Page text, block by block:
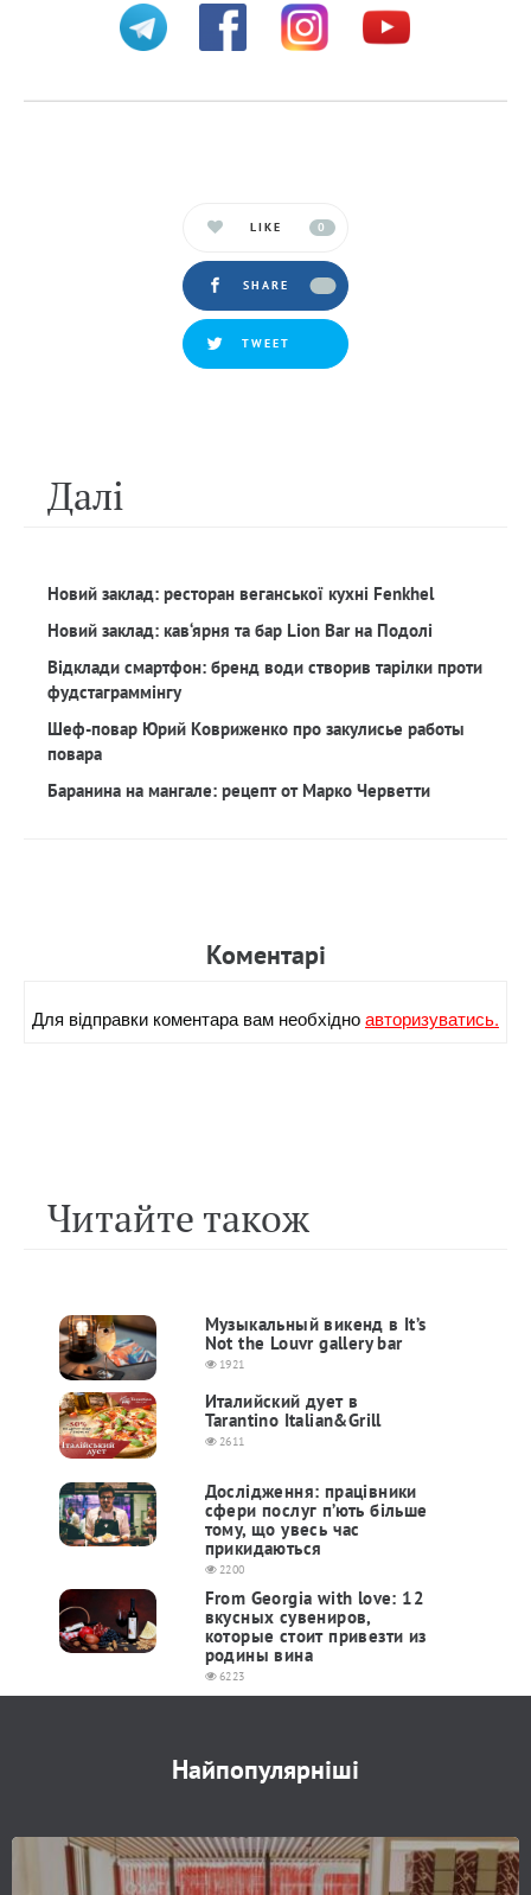
LIKE 0
SHARE
TWEET
Далi
Новий заклад: ресторан веганської кухні Fenkhel
Новий заклад: кав‘ярня та бар Lion Bar на Подолі
Відклади смартфон: бренд води створив тарілки проти
фудстаграммінгу
Шеф-повар Юрий Ковриженко про закулисье работы
повара
Баранина на мангале: рецепт от Марко Черветти
Коментарi
Для вiдправки коментара вам необхiдноавторизуватись.
Читайте також
Музыкальный викенд в It’s
Not the Louvr gallery bar
1921
Италийский дует в
Tarantino Italian&Grill
2611
Дослідження: працівники
сфери послуг п’ють більше
тому, що увесь час
прикидаються
2200
From Georgia with love: 12
вкусных сувениров,
которые стоит привезти из
родины вина
6223
Найпопулярніші